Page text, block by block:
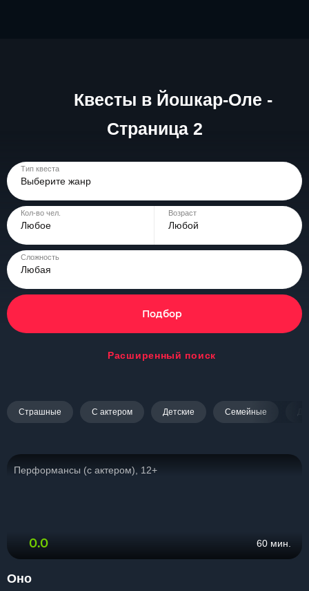
Квесты в Йошкар-Оле -
Страница 2
Тип квеста
Выберите жанр
Кол-во чел.
Любое
Возраст
Любой
Сложность
Любая
Подбор
Расширенный поиск
Страшные С актером Детские Семейные
Перформансы (с актером), 12+
0.0 60 мин.
Оно